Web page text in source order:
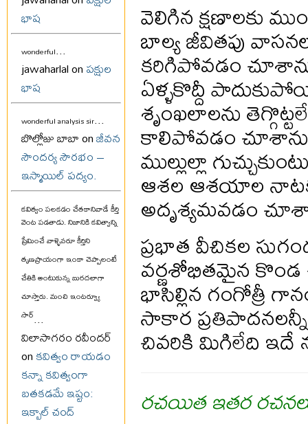
భాష
wonderful...
jawaharlal onపక్షుల
భాష
wonderful analysis sir...
బొల్లోజు బాబా onజీవన
సౌందర్య సౌరభం –
ఇస్మాయిల్ పద్యం.
కవిత్వం పలకడం చేతకానివాడే కీర్తి
వెంట పడతాడు. నిజానికి కవిత్వాన్ని
ప్రేమించే వాళ్ళెవరూ కీర్తిని
తృణప్రాయంగా ఇంకా చెప్పాలంటే
చేతికి అంటుకున్న బురదలాగా
చూస్తారు. మంచి ఇంటర్వ్యూ
సార్...
విలాసాగరం రవీందర్
onకవిత్వం రాయడం
కన్నా కవిత్వంగా
బతకడమే ఇష్టం:
ఇక్బాల్ చంద్
వెలిగిన క్షణాలకు
బాల్య జీవితపు
కరిగిపోవడం
ఏళ్ళకొద్దీ
శృంఖలాలను
కాలిపోవడం
ముల్లుల్లా
ఆశల ఆశయాల
అదృశ్యమవడం
ప్రభాత వీచికల
వర్ణశోభితమైన
భాసిల్లిన గంగోత్రీ
సాకార
చివరికి మిగిలేది ఇదే
రచయిత ఇతర